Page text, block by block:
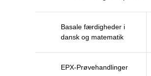
Basale færdigheder i
dansk og matematik
EPX-Prøvehandlinger